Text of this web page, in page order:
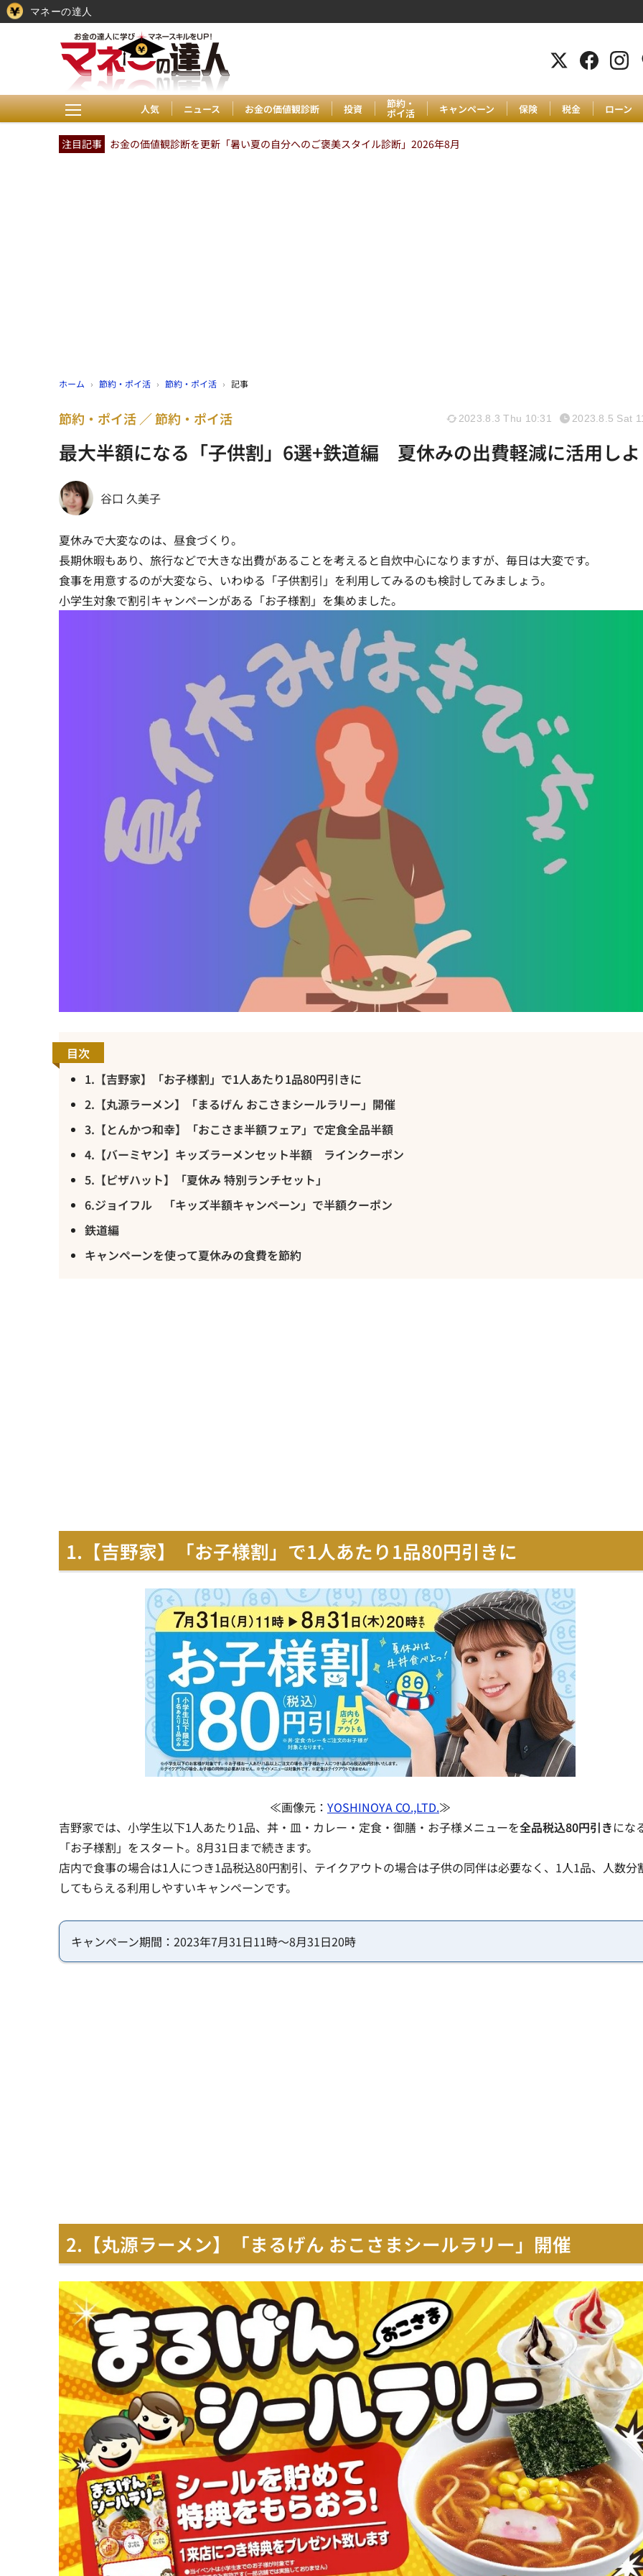
人気 ニュース お金の価値観診断 投資 節約・
ポイ活 キャンペーン 保険 税金 ローン
注目記事 お金の価値観診断を更新「暑い夏の自分へのご褒美スタイル診断」2026年8月
ホーム › 節約・ポイ活 › 節約・ポイ活 › 記事
最大半額になる「子供割」6選+鉄道編 夏休みの出費軽減に活用し
節約・ポイ活 節約・ポイ活 2023.8.3 Thu 10:31 2023.8.5 Sat
谷口 久美子
夏休みで大変なのは、昼食づくり。
長期休暇もあり、旅行などで大きな出費があることを考えると自炊中心になりますが、毎日は大変です。
食事を用意するのが大変なら、いわゆる「子供割引」を利用してみるのも検討してみましょう。
小学生対象で割引キャンペーンがある「お子様割」を集めました。
目次
1.【吉野家】「お子様割」で1人あたり1品80円引きに
2.【丸源ラーメン】「まるげん おこさまシールラリー」開催
3.【とんかつ和幸】「おこさま半額フェア」で定食全品半額
4.【バーミヤン】キッズラーメンセット半額 ラインクーポン
5.【ピザハット】「夏休み 特別ランチセット」
6.ジョイフル 「キッズ半額キャンペーン」で半額クーポン
鉄道編
キャンペーンを使って夏休みの食費を節約
1.【吉野家】「お子様割」で1人あたり1品80円引きに
≪画像元： YOSHINOYA CO.,LTD.≫
吉野家では、小学生以下1人あたり1品、丼・皿・カレー・定食・御膳・お子様メニューを全品税込80円引きにな
「お子様割」をスタート。8月31日まで続きます。
店内で食事の場合は1人につき1品税込80円割引、テイクアウトの場合は子供の同伴は必要なく、1人1品、人数分
してもらえる利用しやすいキャンペーンです。
キャンペーン期間：2023年7月31日11時～8月31日20時
2.【丸源ラーメン】「まるげん おこさまシールラリー」開催
マネーの達人